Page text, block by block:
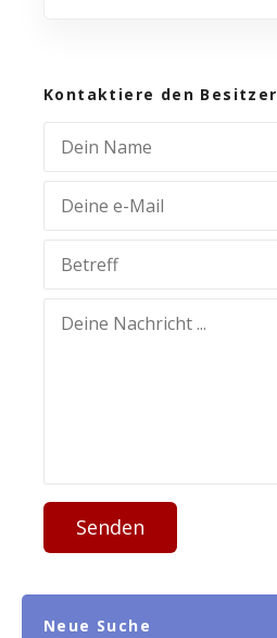
Kontaktiere den Besitzer
Senden
Neue Suche